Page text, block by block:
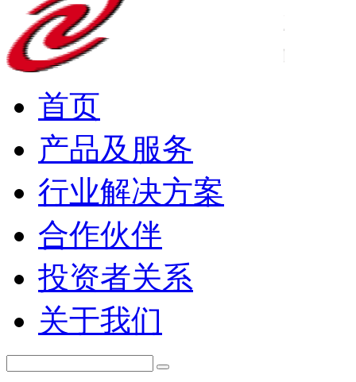
首页
产品及服务
行业解决方案
合作伙伴
投资者关系
关于我们